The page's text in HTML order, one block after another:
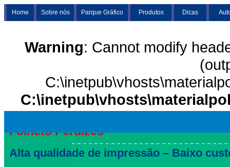
Home Sobre nós Parque Gráfico Produtos Dicas
Warning: Cannot modify
Folheto Perdizes
Alta qualidade de impressão – Baixo